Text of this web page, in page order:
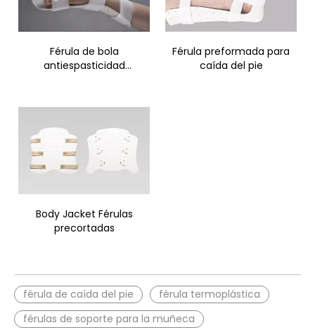
Férula de bola
antiespasticidad
Férula preformada para
caída del pie
Body Jacket Férulas
precortadas
férula de caída del pie
férula termoplástica
férulas de soporte para la muñeca